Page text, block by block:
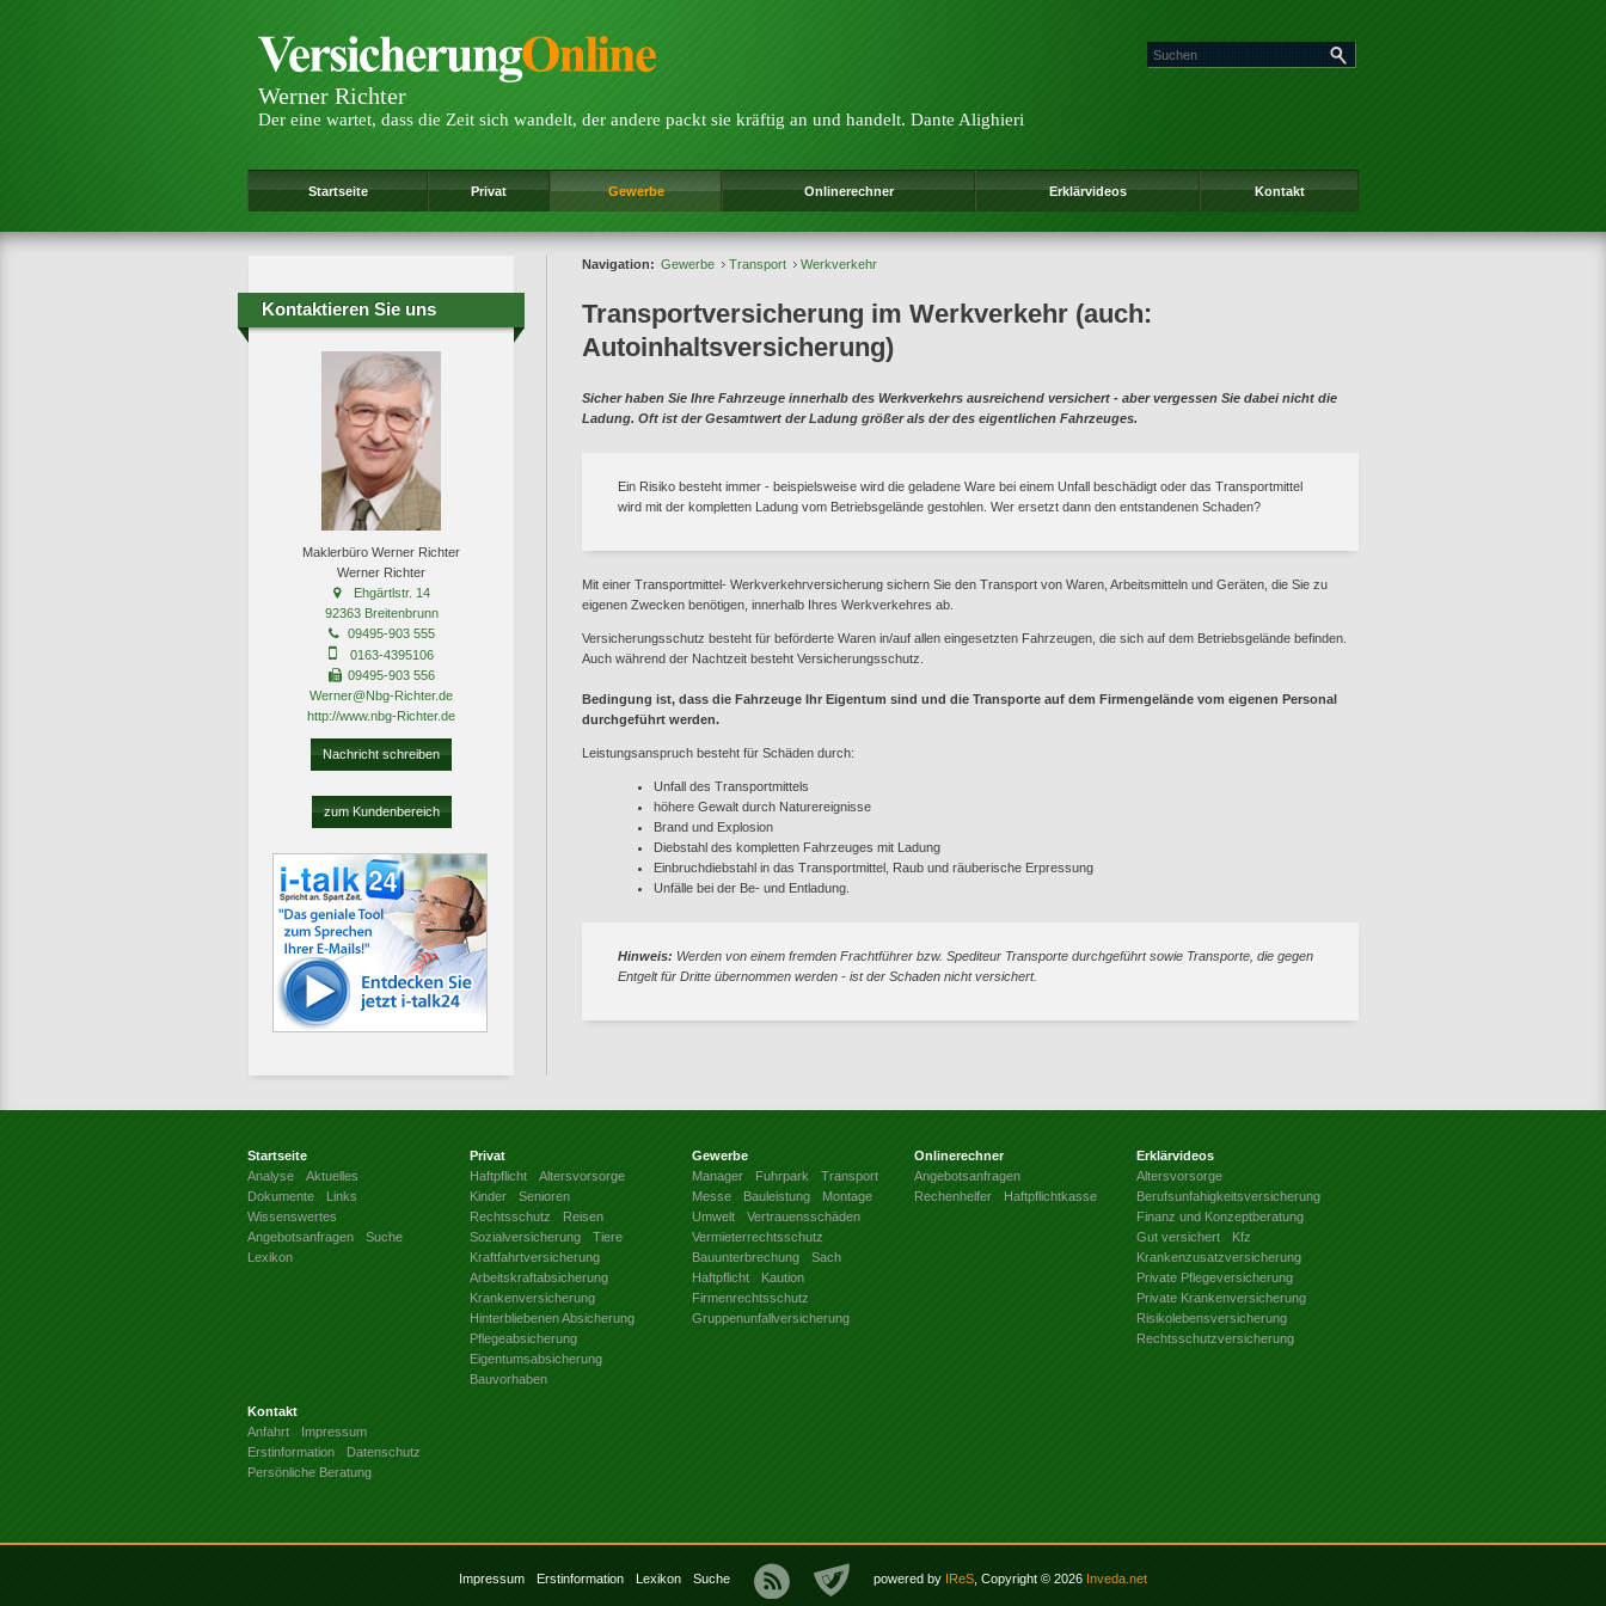
Werner Richter
Der eine wartet, dass die Zeit sich wandelt, der andere packt sie kräftig an und handelt. Dante Alighieri
Startseite Privat Gewerbe Onlinerechner Erklärvideos Kontakt
Kontaktieren Sie uns
Maklerbüro Werner Richter
Werner Richter
Ehgärtlstr. 14
92363 Breitenbrunn
09495-903 555
0163-4395106
09495-903 556
Werner@Nbg-Richter.de
http://www.nbg-Richter.de
Nachricht schreiben
zum Kundenbereich
Navigation: Gewerbe Transport Werkverkehr
Transportversicherung im Werkverkehr (auch:
Autoinhaltsversicherung)
Sicher haben Sie Ihre Fahrzeuge innerhalb des Werkverkehrs ausreichend versichert - aber vergessen Sie dabei nicht die
Ladung. Oft ist der Gesamtwert der Ladung größer als der des eigentlichen Fahrzeuges.
Ein Risiko besteht immer - beispielsweise wird die geladene Ware bei einem Unfall beschädigt oder das Transportmittel
wird mit der kompletten Ladung vom Betriebsgelände gestohlen. Wer ersetzt dann den entstandenen Schaden?
Mit einer Transportmittel- Werkverkehrversicherung sichern Sie den Transport von Waren, Arbeitsmitteln und Geräten, die Sie zu
eigenen Zwecken benötigen, innerhalb Ihres Werkverkehres ab.
Versicherungsschutz besteht für beförderte Waren in/auf allen eingesetzten Fahrzeugen, die sich auf dem Betriebsgelände befinden.
Auch während der Nachtzeit besteht Versicherungsschutz.
Bedingung ist, dass die Fahrzeuge Ihr Eigentum sind und die Transporte auf dem Firmengelände vom eigenen Personal
durchgeführt werden.
Leistungsanspruch besteht für Schäden durch:
Unfall des Transportmittels
höhere Gewalt durch Naturereignisse
Brand und Explosion
Diebstahl des kompletten Fahrzeuges mit Ladung
Einbruchdiebstahl in das Transportmittel, Raub und räuberische Erpressung
Unfälle bei der Be- und Entladung.
Hinweis: Werden von einem fremden Frachtführer bzw. Spediteur Transporte durchgeführt sowie Transporte, die gegen
Entgelt für Dritte übernommen werden - ist der Schaden nicht versichert.
Startseite
Analyse
Aktuelles
Dokumente
Links
Wissenswertes
Angebotsanfragen
Suche
Lexikon
Privat
Haftpflicht
Altersvorsorge
Kinder
Senioren
Rechtsschutz
Reisen
Sozialversicherung
Tiere
Kraftfahrtversicherung
Arbeitskraftabsicherung
Krankenversicherung
Hinterbliebenen Absicherung
Pflegeabsicherung
Eigentumsabsicherung
Bauvorhaben
Gewerbe
Manager
Fuhrpark
Transport
Messe
Bauleistung
Montage
Umwelt
Vertrauensschäden
Vermieterrechtsschutz
Bauunterbrechung
Sach
Haftpflicht
Kaution
Firmenrechtsschutz
Gruppenunfallversicherung
Onlinerechner
Angebotsanfragen
Rechenhelfer
Haftpflichtkasse
Erklärvideos
Altersvorsorge
Berufsunfahigkeitsversicherung
Finanz und Konzeptberatung
Gut versichert
Kfz
Krankenzusatzversicherung
Private Pflegeversicherung
Private Krankenversicherung
Risikolebensversicherung
Rechtsschutzversicherung
Kontakt
Anfahrt
Impressum
Erstinformation
Datenschutz
Persönliche Beratung
Impressum Erstinformation Lexikon Suche powered by IReS , Copyright © 2026 Inveda.net